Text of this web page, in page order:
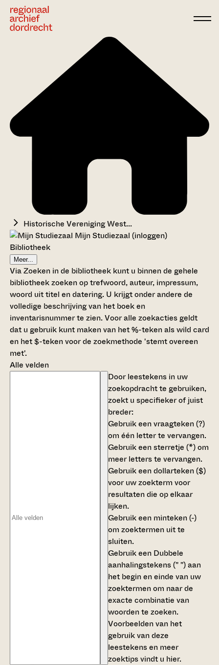
Historische Vereniging West...
Mijn Studiezaal (inloggen)
Bibliotheek
Meer...
Via Zoeken in de bibliotheek kunt u binnen de gehele
bibliotheek zoeken op trefwoord, auteur, impressum,
woord uit titel en datering. U krijgt onder andere de
volledige beschrijving van het boek en
inventarisnummer te zien. Voor alle zoekacties geldt
dat u gebruik kunt maken van het %-teken als wild card
en het $-teken voor de zoekmethode 'stemt overeen
met'.
Alle velden
Door leestekens in uw
zoekopdracht te gebruiken,
zoekt u specifieker of juist
breder:
Gebruik eenvraagteken (?)
om één letter te vervangen.
Gebruik eensterretje (*)om
meer letters te vervangen.
Gebruik eendollarteken ($)
voor uw zoekterm voor
resultaten die op elkaar
lijken.
Gebruik een minteken (-)
om zoektermen uit te
sluiten.
Gebruik een Dubbele
aanhalingstekens (" ")aan
het begin en einde van uw
zoektermen om naar de
exacte combinatie van
woorden te zoeken.
Voorbeelden van het
gebruik van deze
leestekens en meer
zoektips vindt u hier.